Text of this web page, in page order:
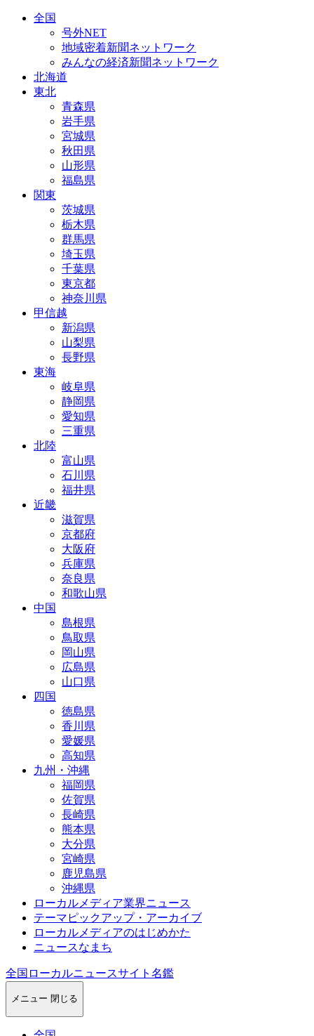
全国
号外NET
地域密着新聞ネットワーク
みんなの経済新聞ネットワーク
北海道
東北
青森県
岩手県
宮城県
秋田県
山形県
福島県
関東
茨城県
栃木県
群馬県
埼玉県
千葉県
東京都
神奈川県
甲信越
新潟県
山梨県
長野県
東海
岐阜県
静岡県
愛知県
三重県
北陸
富山県
石川県
福井県
近畿
滋賀県
京都府
大阪府
兵庫県
奈良県
和歌山県
中国
島根県
鳥取県
岡山県
広島県
山口県
四国
徳島県
香川県
愛媛県
高知県
九州・沖縄
福岡県
佐賀県
長崎県
熊本県
大分県
宮崎県
鹿児島県
沖縄県
ローカルメディア業界ニュース
テーマピックアップ・アーカイブ
ローカルメディアのはじめかた
ニュースなまち
全国ローカルニュースサイト名鑑
メニュー 閉じる